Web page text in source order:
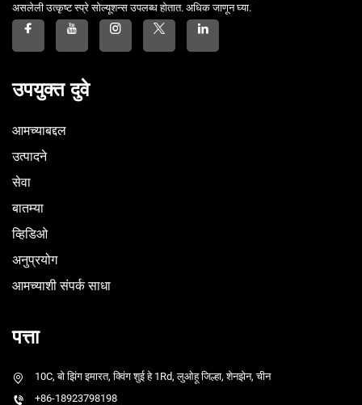
असलेली उत्कृष्ट स्प्रे सोल्यूशन्स उपलब्ध होतात. अधिक जाणून घ्या.
उपयुक्त दुवे
आमच्याबद्दल
उत्पादने
सेवा
बातम्या
व्हिडिओ
अनुप्रयोग
आमच्याशी संपर्क साधा
पत्ता
10C, बो झिंग इमारत, क्विंग शुई हे 1Rd, लुओहू जिल्हा, शेनझेन, चीन
+86-18923798198